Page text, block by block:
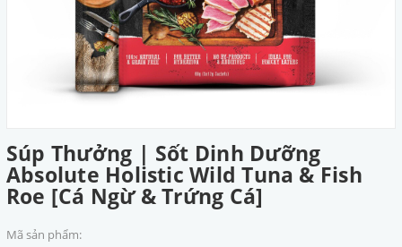
Súp Thưởng | Sốt Dinh Dưỡng
Absolute Holistic Wild Tuna & Fish
Roe [Cá Ngừ & Trứng Cá]
Mã sản phẩm: